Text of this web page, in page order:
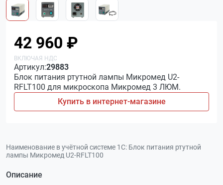
42 960 ₽
Артикул:29883
Блок питания ртутной лампы Микромед U2-
RFLT100 для микроскопа Микромед 3 ЛЮМ.
Купить в интернет-магазине
Наименование в учётной системе 1С: Блок питания ртутной
лампы Микромед U2-RFLT100
Описание